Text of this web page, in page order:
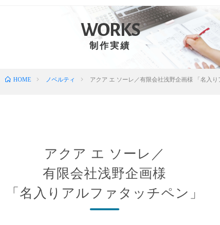
WORKS
制作実績
HOME ノベルティ アクア エ ソーレ／有限会社浅野企画様 「名入
アクア エ ソーレ／
有限会社浅野企画様
「名入りアルファタッチペン」